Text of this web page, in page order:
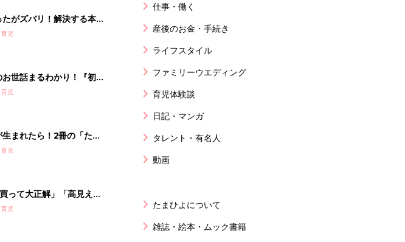
がズバリ！解決する本
ラブ 秋号』 4カ月～2才
児
世話まるわかり！『初め
ラブ 夏号』〈巻頭大特
児
まれたら！2冊の「たま
児
って大正解」「高見えで
人気のファッショングッ
児
仕事・働く
産後のお金・手続き
ライフスタイル
ファミリーウエディング
育児体験談
日記・マンガ
タレント・有名人
動画
たまひよについて
雑誌・絵本・ムック書籍